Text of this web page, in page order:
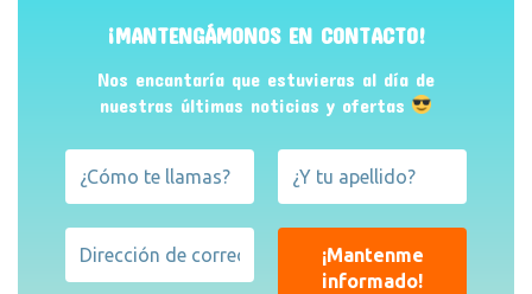
¡MANTENGÁMONOS EN CONTACTO!
Nos encantaría que estuvieras al día de
nuestras últimas noticias y ofertas